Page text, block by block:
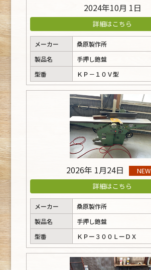
2024年10月 1日
詳細はこちら
メーカー
桑原製作所
製品名
手押し鉋盤
型番
ＫＰ－１０Ｖ型
2026年 1月24日
NEW
詳細はこちら
メーカー
桑原製作所
製品名
手押し鉋盤
型番
ＫＰー３００ＬーＤＸ